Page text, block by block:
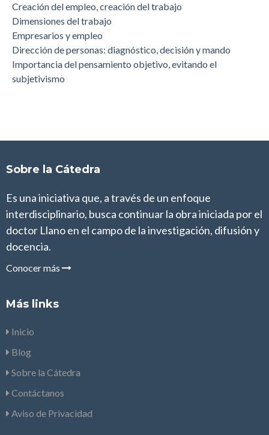
Creación del empleo, creación del trabajo
Dimensiones del trabajo
Empresarios y empleo
Dirección de personas: diagnóstico, decisión y mando
Importancia del pensamiento objetivo, evitando el
subjetivismo
Sobre la Cátedra
Es una iniciativa que, a través de un enfoque
interdisciplinario, busca continuar la obra iniciada por el
doctor Llano en el campo de la investigación, difusión y
docencia.
Conocer más
Más links
Inicio
Blog
Sobre la Cátedra
Contáctanos
Aviso de Privacidad